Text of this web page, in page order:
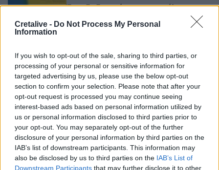
Cretalive - Do Not Process My Personal
Information
If you wish to opt-out of the sale, sharing to third parties, or
processing of your personal or sensitive information for
targeted advertising by us, please use the below opt-out
section to confirm your selection. Please note that after your
opt-out request is processed you may continue seeing
interest-based ads based on personal information utilized by
us or personal information disclosed to third parties prior to
your opt-out. You may separately opt-out of the further
disclosure of your personal information by third parties on the
IAB’s list of downstream participants. This information may
also be disclosed by us to third parties on the IAB’s List of
Downstream Participants that may further disclose it to other
Έναρξη ξεναγήσεων για ενήλικες
εκπαιδευτικού προγράμματος
«Καλοκαιρινές Διαδρομές
Δημιουργίας»
Σελιδοποίηση
Προηγούμενη σελίδα
Current page
1 Next page